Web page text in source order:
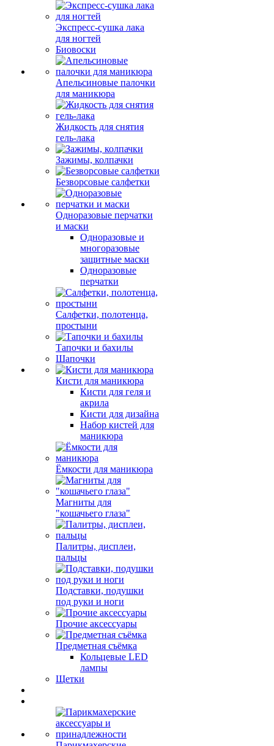
Экспресс-сушка лака
для ногтей
Биовоски
Апельсиновые палочки
для маникюра
Жидкость для снятия
гель-лака
Зажимы, колпачки
Безворсовые салфетки
Одноразовые перчатки
и маски
Одноразовые и
многоразовые
защитные маски
Одноразовые
перчатки
Салфетки, полотенца,
простыни
Тапочки и бахилы
Шапочки
Кисти для маникюра
Кисти для геля и
акрила
Кисти для дизайна
Набор кистей для
маникюра
Ёмкости для маникюра
Магниты для
"кошачьего глаза"
Палитры, дисплеи,
пальцы
Подставки, подушки
под руки и ноги
Прочие аксессуары
Предметная съёмка
Кольцевые LED
лампы
Щетки